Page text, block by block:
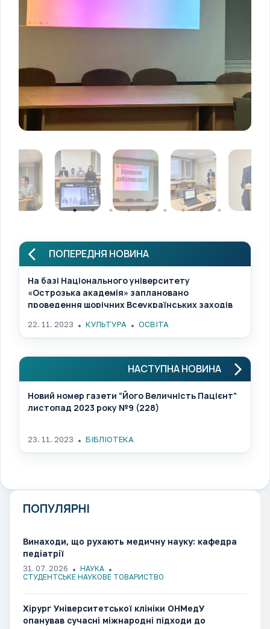
ПОПЕРЕДНЯ НОВИНА
На базі Національного університету
«Острозька академія» заплановано
проведення щорічних Всеукраїнських заходів
світлі Біблії»
22. 11. 2023 КУЛЬТУРА ОСВІТА
НАСТУПНА НОВИНА
Новий номер газети “Його Величність Пацієнт”
листопад 2023 року №9 (228)
23. 11. 2023 БІБЛІОТЕКА
ПОПУЛЯРНІ
Винаходи, що рухають медичну науку: кафедра
педіатрії
31. 07. 2026
НАУКА
СТУДЕНТСЬКЕ НАУКОВЕ ТОВАРИСТВО
Хірург Університетської клініки ОНМедУ
опанував сучасні міжнародні підходи до